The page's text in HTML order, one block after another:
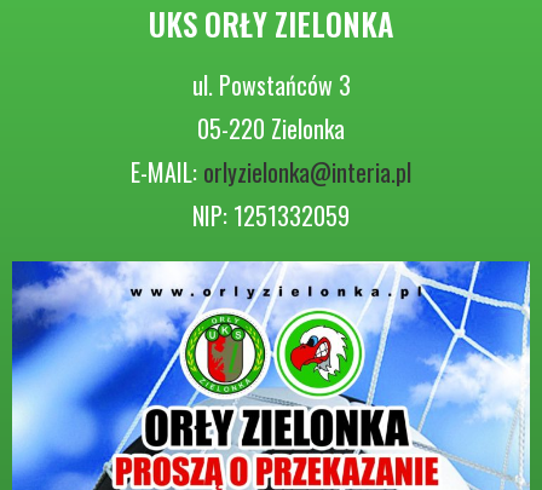
UKS ORŁY ZIELONKA
ul. Powstańców 3
05-220 Zielonka
E-MAIL: orlyzielonka@interia.pl
NIP: 1251332059